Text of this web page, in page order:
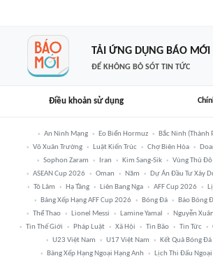
TẢI ỨNG DỤNG BÁO MỚI
ĐỂ KHÔNG BỎ SÓT TIN TỨC
Điều khoản sử dụng
An Ninh Mạng Eo Biển Hormuz Bắc Ninh (thành
Võ Xuân Trường
Luật Kiến Trúc Chợ Biên Hòa
Sophon Zaram
Iran Kim Sang-Sik Vùng Thủ Đô
ASEAN Cup 2026
Oman Năm Dự Án Đầu Tư Xây
Tô Lâm
Hạ Tầng Liên Bang Nga AFF Cup 2026
Bảng Xếp Hạng AFF Cup 2026
Bóng Đá Báo Bóng
Thể Thao
Lionel Messi Lamine Yamal Nguyễn
Tin Thế Giới
Pháp Luật Xã Hội Tin Bão Tin Tức
U23 Việt Nam
U17 Việt Nam Kết Quả Bóng Đá
Bảng Xếp Hạng Ngoại Hạng Anh
Lịch Thi Đấu Ngoại